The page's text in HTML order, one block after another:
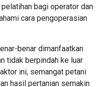
bagi operator dan
cara pengoperasian
benar dimanfaatkan
tidak berpindah ke luar
ini, semangat petani
hasil pertanian semakin